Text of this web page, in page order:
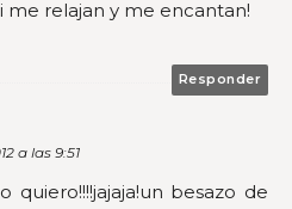
me relajan y me encantan!
Responder
a las 9:51
quiero!!!!jajaja!un besazo de